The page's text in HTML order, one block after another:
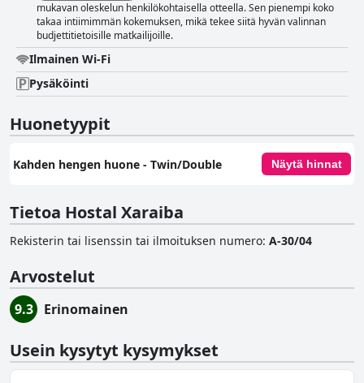
mukavan oleskelun henkilökohtaisella otteella. Sen pienempi koko
takaa intiimimmän kokemuksen, mikä tekee siitä hyvän valinnan
budjettitietoisille matkailijoille.
Ilmainen Wi-Fi
Pysäköinti
Huonetyypit
Kahden hengen huone - Twin/Double Näytä hinnat
Tietoa Hostal Xaraiba
Rekisterin tai lisenssin tai ilmoituksen numero: A-30/04
Arvostelut
9.3 Erinomainen
Usein kysytyt kysymykset